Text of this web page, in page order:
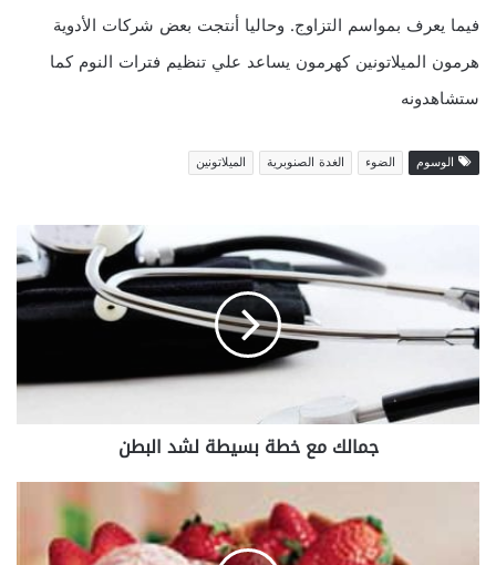
فيما يعرف بمواسم التزاوج. وحاليا أنتجت بعض شركات الأدوية
هرمون الميلاتونين كهرمون يساعد علي تنظيم فترات النوم كما
ستشاهدونه
الوسوم الضوء الغدة الصنوبرية الميلاتونين
ا
ل
ك
م
ع
خ
ط
جمالك مع خطة بسيطة لشد البطن